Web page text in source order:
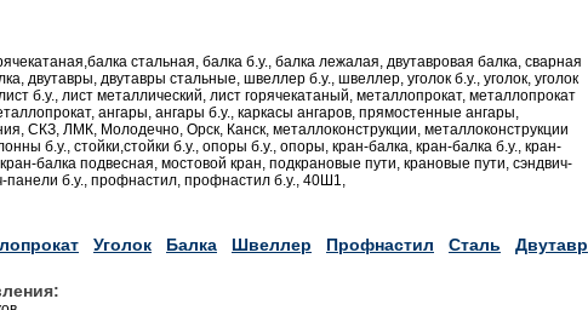
стальная, балка б.у., балка лежалая, двутавровая балка, сварная
двутавры, двутавры стальные, швеллер б.у., швеллер, уголок б.у., уголок, уголок
б.у., лист металлический, лист горячекатаный, металлопрокат, металлопрокат
ангары, ангары б.у., каркасы ангаров, прямостенные ангары,
СКЗ, ЛМК, Молодечно, Орск, Канск, металлоконструкции, металлоконструкции
б.у., стойки,стойки б.у., опоры б.у., опоры, кран-балка, кран-балка б.у., кран-
балка подвесная, мостовой кран, подкрановые пути, крановые пути, сэндвич-
панели б.у., профнастил, профнастил б.у., 40Ш1,
Уголок Балка Швеллер Профнастил Сталь Двутавр